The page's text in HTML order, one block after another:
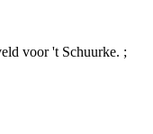
voor 't Schuurke. ;